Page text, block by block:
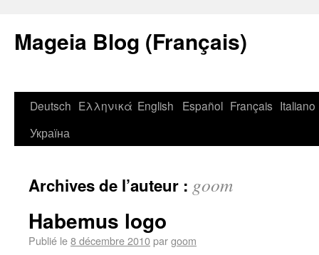
Mageia Blog (Français)
Deutsch Ελληνικά English Español Français Italiano
Україна
Archives de l’auteur : goom
Habemus logo
Publié le8 décembre 2010pargoom